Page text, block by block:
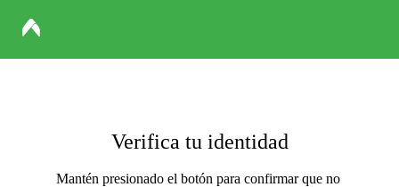
Verifica tu identidad
Mantén presionado el botón para confirmar que no